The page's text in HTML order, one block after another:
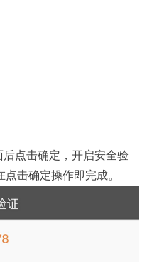
点击确定，开启安全验
击确定操作即完成。